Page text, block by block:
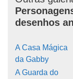
desenhos
A Casa Mágica
da Gabby
A Guarda do